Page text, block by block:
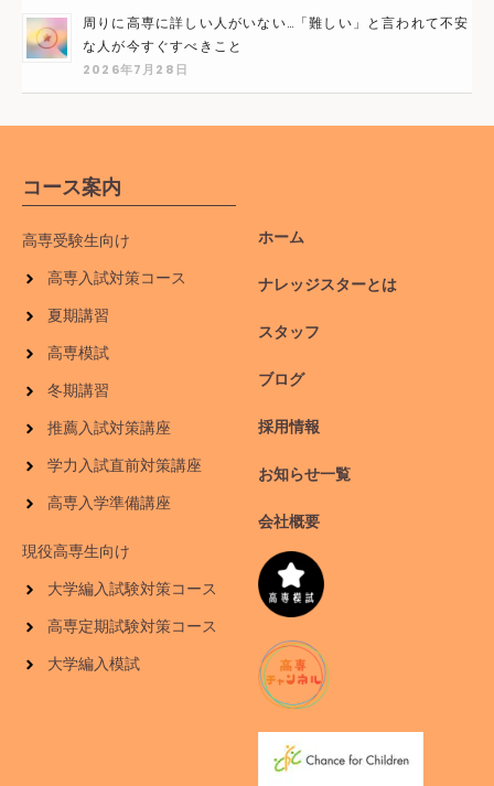
周りに高専に詳しい人がいない…「難しい」と言われて不安
な人が今すぐすべきこと
2026年7月28日
コース案内
高専受験生向け
高専入試対策コース
夏期講習
高専模試
冬期講習
推薦入試対策講座
学力入試直前対策講座
高専入学準備講座
現役高専生向け
大学編入試験対策コース
高専定期試験対策コース
大学編入模試
ホーム
ナレッジスターとは
スタッフ
ブログ
採用情報
お知らせ一覧
会社概要